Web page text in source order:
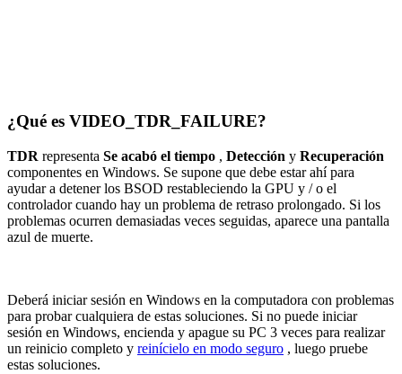
¿Qué es VIDEO_TDR_FAILURE?
TDR representa Se acabó el tiempo , Detección y Recuperación
componentes en Windows. Se supone que debe estar ahí para
ayudar a detener los BSOD restableciendo la GPU y / o el
controlador cuando hay un problema de retraso prolongado. Si los
problemas ocurren demasiadas veces seguidas, aparece una pantalla
azul de muerte.
Deberá iniciar sesión en Windows en la computadora con problemas
para probar cualquiera de estas soluciones. Si no puede iniciar
sesión en Windows, encienda y apague su PC 3 veces para realizar
un reinicio completo y reinícielo en modo seguro , luego pruebe
estas soluciones.